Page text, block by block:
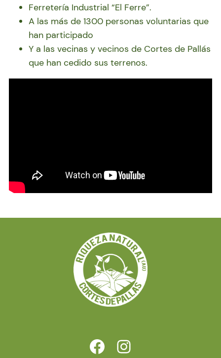
Ferretería Industrial “El Ferre”.
A las más de 1300 personas voluntarias que
han participado
Y a las vecinas y vecinos de Cortes de Pallás
que han cedido sus terrenos.
https://www.facebook.com/riquezanatural.cortesdepallas.es https://www.instagram.com/proyectoriqueza/